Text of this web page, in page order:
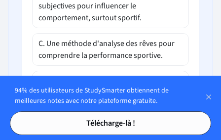
Tables des matières
Tables des matières
subjectives pour influencer le
comportement, surtout sportif.
C. Une méthode d'analyse des rêves pour
comprendre la performance sportive.
la régulation des émotions sportives.
94% des utilisateurs de StudySmarter obtiennent de
meilleures notes avec notre plateforme gratuite.
Télécharge-là !